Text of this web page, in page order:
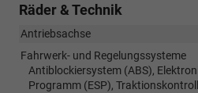
Räder & Technik
Antriebsachse
Fahrwerk- und Regelungssysteme
Antiblockiersystem (ABS),
Programm (ESP),